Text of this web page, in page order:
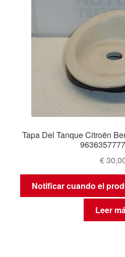
Tapa Del Tanque Citroën
€
Notificar cuando el
Leer